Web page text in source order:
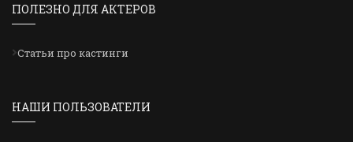
ПОЛЕЗНО ДЛЯ АКТЕРОВ
Статьи про кастинги
НАШИ ПОЛЬЗОВАТЕЛИ